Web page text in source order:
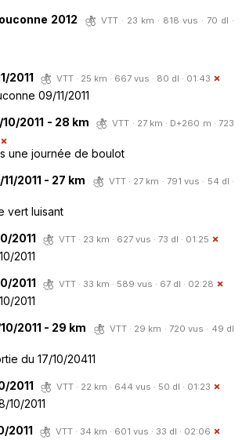
2012
VTT · 23 km · 818 vus · 70 dl ·
2011
VTT · 25 km · 667 vus · 80 dl · 01:43
09/11/2011
2011 - 28 km
VTT · 27 km · D+260 m · 723
une journée de boulot
2011 - 27 km
VTT · 27 km · 791 vus · 54 dl ·
vert luisant
2011
VTT · 23 km · 627 vus · 73 dl · 01:25
2011
2011
VTT · 33 km · 589 vus · 67 dl · 02:28
2011
2011 - 29 km
VTT · 29 km · 720 vus · 49 dl
du 17/10/20411
2011
VTT · 22 km · 644 vus · 50 dl · 01:23
10/2011
2011
VTT · 34 km · 601 vus · 33 dl · 02:06